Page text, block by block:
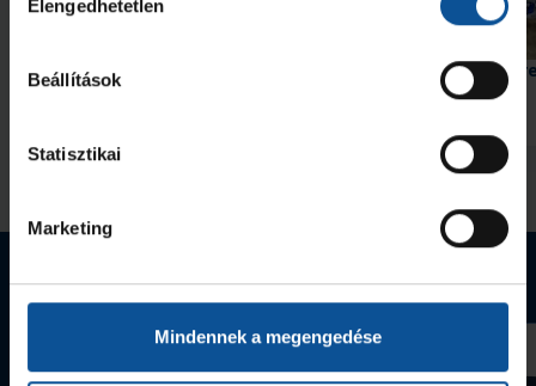
kiválasztása
Elengedhetetlen
Beállítások
Statisztikai
Marketing
Mindennek a megengedése
Négyes döntőbe jutott U15-ös
csapatunk
2026. febr. 16.
Egy győzelem, egy
Webshop termékek